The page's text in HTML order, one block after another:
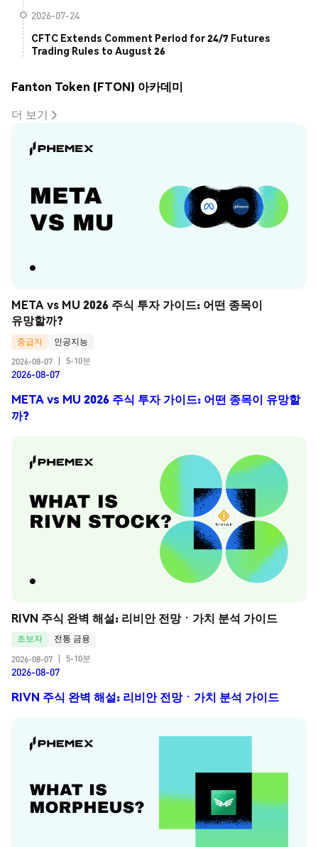
2026-07-24
CFTC Extends Comment Period for 24/7 Futures
Trading Rules to August 26
Fanton Token (FTON) 아카데미
더 보기
META vs MU 2026 주식 투자 가이드: 어떤 종목이
유망할까?
중급자
인공지능
2026-08-07
5-10분
2026-08-07
META vs MU 2026 주식 투자 가이드: 어떤 종목이 유망할
까?
RIVN 주식 완벽 해설: 리비안 전망ㆍ가치 분석 가이드
초보자
전통 금융
2026-08-07
5-10분
2026-08-07
RIVN 주식 완벽 해설: 리비안 전망ㆍ가치 분석 가이드